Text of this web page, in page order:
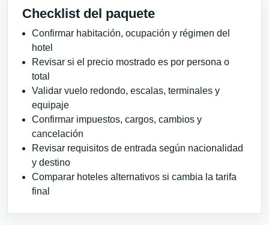
Checklist del paquete
Confirmar habitación, ocupación y régimen del
hotel
Revisar si el precio mostrado es por persona o
total
Validar vuelo redondo, escalas, terminales y
equipaje
Confirmar impuestos, cargos, cambios y
cancelación
Revisar requisitos de entrada según nacionalidad
y destino
Comparar hoteles alternativos si cambia la tarifa
final